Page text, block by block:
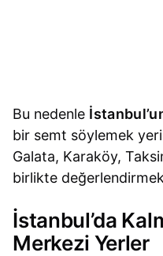
Bu nedenle
bir semt söylemek
Galata, Karaköy,
birlikte
İstanbul’da
Merkezi Yerler